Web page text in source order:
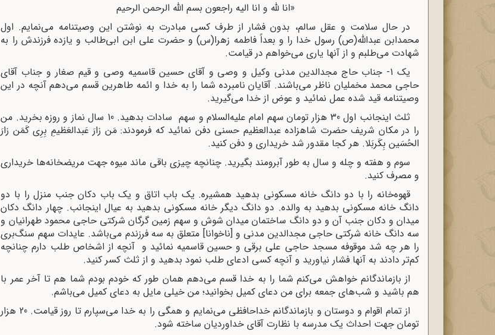
«انا لله و انا الیه راجعون بسم الله الرحمن الرحیم
در حال سلامت و عقل سالم، بدون فشار از طرف کسی مبادرت به نوشتن این وصیتنامه می‌نمایم. اول
محمدابن عبدالله(ص) رسول خدا را و بعداً فاطمه زهرا(س) و حضرت علی ابن ابی‌طالب و یازده فرزندش را به
شهادت می‌طلبم و از آنها یاری می‌خواهم در قیامت.
یک 1- جناب حاج مجدالدین مدنی وکیل و وصی و آقای حسین قاسمیه وصی و قیم صغار و جناب آقای
حاجی محمد مخملیان ناظر می‌باشند. آقایان نامبرده شما را به خدا و ائمه طاهرین قسم می‌دهم آنچه در این
وصیتنامه قید شده عمل نمائید و عوض از خدا می‌گیرید.
ثلث اینجانب اول 30 هزار تومان سهم امام علیه‌السلام و سهم سادات بدهید. 10 سال نماز و روزه بخرید. من
را در مکان شریف حضرت شاهزاده عبدالعظیم حسنی دفن نمائید که فرمودند: مَن زارَ عَبدالعَظیمِ بِرِی کَمَن زارَ
الحُسَین بِکَربَلا. هر کجا مقدور شد خریداری و دفن کنید.
سوم و هفته و چله و سال به طور آبرومند بگیرید. چنانچه چیزی باقی ماند میوه جهت مریضخانه‌ها خریداری
و مصرف کنید.
قهوه‌خانه را با دو دانگ خانه مسکونی بدهید همشیره. یک باب اتاق و یک باب دکان جنب منزل را با دو
دانگ خانه مسکونی بدهید به والده. دو دانگ دیگر خانه مسکونی بدهید به عیال اینجانب. چهار دانگ دکان
میدان و دکان جنب آن و دو دانگ ساختمان میدان شوش و سهم زمین گرگان شرکتی حاجی محمود طهرانیان و
سه دانگ خانه شرکتی حاجی مجدالدین مدنی و [ناخوانا] متعلق به سه فرزندم می‌باشد. عایدات سهم سنگ‌بری
را هر چه شد موقوفه مسجد حاجی علی برقی و حسین قاسمیه نمائید و آنچه از اشخاص طلب دارم چنانچه
کم‌تر دادند به آنها فشار نیاورید و آنچه کسی ادعای طلب نمود بدهید و از ثلث کسر کنید.
از بازماندگانم خواهش می‌کنم شما را به خدا قسم می‌دهم همان طور که خودم بودم شما هم تا آخر عمر با
هم باشید و شب‌های جمعه برای من دعای کمیل بخوانید؛ من خیلی مایل به دعای کمیل می‌باشم.
از تمام اقوام و دوستان و بازماندگانم خداحافظی می‌نمایم و همگی را به خدا می‌سپارم تا روز قیامت. 20 هزار
تومان جهت احداث یک مدرسه با نظارت آقای خداوردیان ساخته شود.